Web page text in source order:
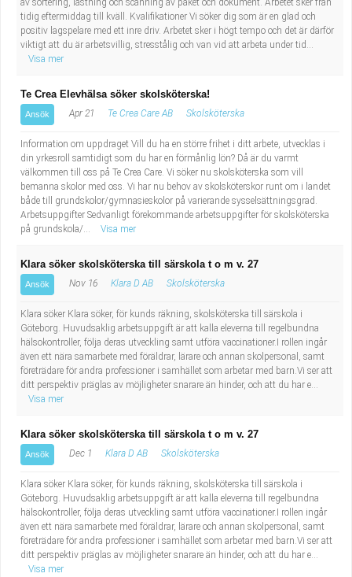
av sortering, lastning och scanning av paket och dokument. Arbetet sker från
tidig eftermiddag till kväll. Kvalifikationer Vi söker dig som är en glad och
positiv lagspelare med ett inre driv. Arbetet sker i högt tempo och det är därför
viktigt att du är arbetsvillig, stresstålig och van vid att arbeta under tid...
Visa mer
Te Crea Elevhälsa söker skolsköterska!
Ansök Apr 21 Te Crea Care AB Skolsköterska
Information om uppdraget Vill du ha en större frihet i ditt arbete, utvecklas i
din yrkesroll samtidigt som du har en förmånlig lön? Då är du varmt
välkommen till oss på Te Crea Care. Vi söker nu skolsköterska som vill
bemanna skolor med oss. Vi har nu behov av skolsköterskor runt om i landet
både till grundskolor/gymnasieskolor på varierande sysselsättningsgrad.
Arbetsuppgifter Sedvanligt förekommande arbetsuppgifter för skolsköterska
på grundskola/...
Visa mer
Klara söker skolsköterska till särskola t o m v. 27
Ansök Nov 16 Klara D AB Skolsköterska
Klara söker Klara söker, för kunds räkning, skolsköterska till särskola i
Göteborg. Huvudsaklig arbetsuppgift är att kalla eleverna till regelbundna
hälsokontroller, följa deras utveckling samt utföra vaccinationer.I rollen ingår
även ett nära samarbete med föräldrar, lärare och annan skolpersonal, samt
företrädare för andra professioner i samhället som arbetar med barn.Vi ser att
ditt perspektiv präglas av möjligheter snarare än hinder, och att du har e...
Visa mer
Klara söker skolsköterska till särskola t o m v. 27
Ansök Dec 1 Klara D AB Skolsköterska
Klara söker Klara söker, för kunds räkning, skolsköterska till särskola i
Göteborg. Huvudsaklig arbetsuppgift är att kalla eleverna till regelbundna
hälsokontroller, följa deras utveckling samt utföra vaccinationer.I rollen ingår
även ett nära samarbete med föräldrar, lärare och annan skolpersonal, samt
företrädare för andra professioner i samhället som arbetar med barn.Vi ser att
ditt perspektiv präglas av möjligheter snarare än hinder, och att du har e...
Visa mer